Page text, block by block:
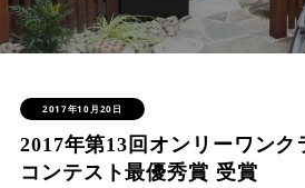
よくある質問
会社概要
店舗案内
2017年10月20日
2017年第13回オンリーワン
コンテスト最優秀賞 受賞